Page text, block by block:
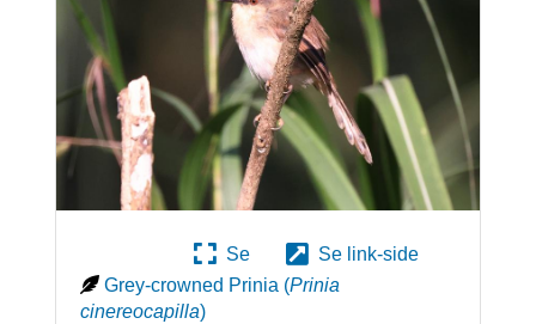
Se
Se link-side
Grey-crowned Prinia (Prinia
cinereocapilla)